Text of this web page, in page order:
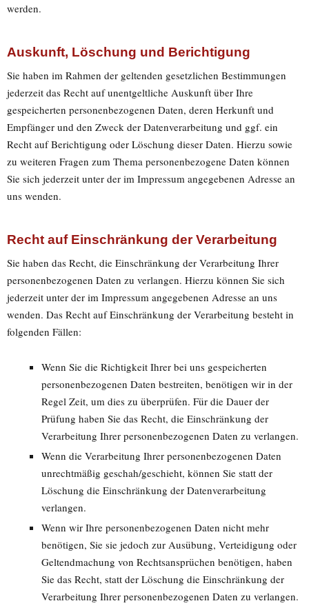
werden.
Auskunft, Löschung und Berichtigung
Sie haben im Rahmen der geltenden gesetzlichen Bestimmungen
jederzeit das Recht auf unentgeltliche Auskunft über Ihre
gespeicherten personenbezogenen Daten, deren Herkunft und
Empfänger und den Zweck der Datenverarbeitung und ggf. ein
Recht auf Berichtigung oder Löschung dieser Daten. Hierzu sowie
zu weiteren Fragen zum Thema personenbezogene Daten können
Sie sich jederzeit unter der im Impressum angegebenen Adresse an
uns wenden.
Recht auf Einschränkung der Verarbeitung
Sie haben das Recht, die Einschränkung der Verarbeitung Ihrer
personenbezogenen Daten zu verlangen. Hierzu können Sie sich
jederzeit unter der im Impressum angegebenen Adresse an uns
wenden. Das Recht auf Einschränkung der Verarbeitung besteht in
folgenden Fällen:
Wenn Sie die Richtigkeit Ihrer bei uns gespeicherten
personenbezogenen Daten bestreiten, benötigen wir in der
Regel Zeit, um dies zu überprüfen. Für die Dauer der
Prüfung haben Sie das Recht, die Einschränkung der
Verarbeitung Ihrer personenbezogenen Daten zu verlangen.
Wenn die Verarbeitung Ihrer personenbezogenen Daten
unrechtmäßig geschah/geschieht, können Sie statt der
Löschung die Einschränkung der Datenverarbeitung
verlangen.
Wenn wir Ihre personenbezogenen Daten nicht mehr
benötigen, Sie sie jedoch zur Ausübung, Verteidigung oder
Geltendmachung von Rechtsansprüchen benötigen, haben
Sie das Recht, statt der Löschung die Einschränkung der
Verarbeitung Ihrer personenbezogenen Daten zu verlangen.